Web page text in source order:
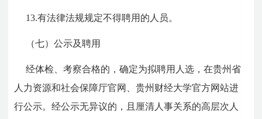
13.有法律法规规定不得聘用的人员。
（七）公示及聘用
经体检、考察合格的，确定为拟聘用人选，在贵州省
人力资源和社会保障厅官网、贵州财经大学官方网站进
行公示。经公示无异议的，
且厘清人事关系的高层次人